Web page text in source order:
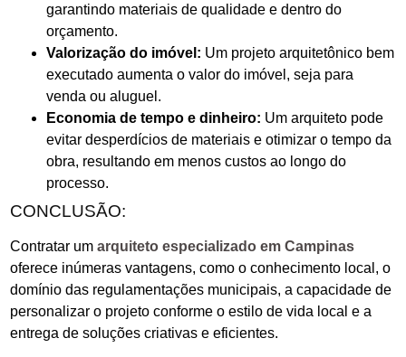
garantindo materiais de qualidade e dentro do
orçamento.
Valorização do imóvel: Um projeto arquitetônico bem
executado aumenta o valor do imóvel, seja para
venda ou aluguel.
Economia de tempo e dinheiro: Um arquiteto pode
evitar desperdícios de materiais e otimizar o tempo da
obra, resultando em menos custos ao longo do
processo.
CONCLUSÃO:
Contratar um arquiteto especializado em Campinas
oferece inúmeras vantagens, como o conhecimento local, o
domínio das regulamentações municipais, a capacidade de
personalizar o projeto conforme o estilo de vida local e a
entrega de soluções criativas e eficientes.